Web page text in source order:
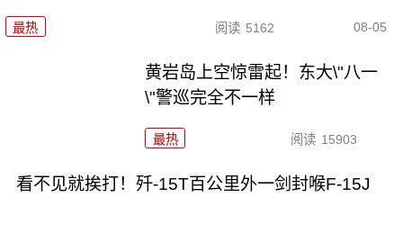
最热 阅读 5162 08-05
黄岩岛上空惊雷起！东大\"八一
\"警巡完全不一样
最热 阅读 15903
看不见就挨打！歼-15T百公里外一剑封喉F-15J